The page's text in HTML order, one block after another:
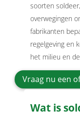
soorten
overwegingen
fabrikanten
regelgeving en
het milieu en
Vraag nu een
Wat is